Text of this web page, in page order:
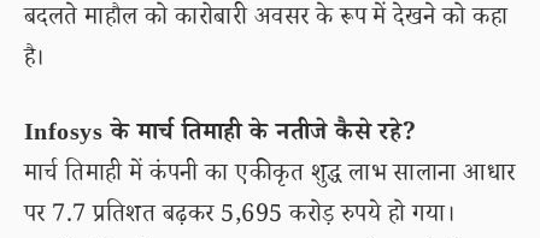
बदलते माहौल को कारोबारी अवसर के रूप में देखने को कहा
है।
Infosys के मार्च तिमाही के नतीजे कैसे रहे?
मार्च तिमाही में कंपनी का एकीकृत शुद्ध लाभ सालाना आधार
पर 7.7 प्रतिशत बढ़कर 5,695 करोड़ रुपये हो गया।